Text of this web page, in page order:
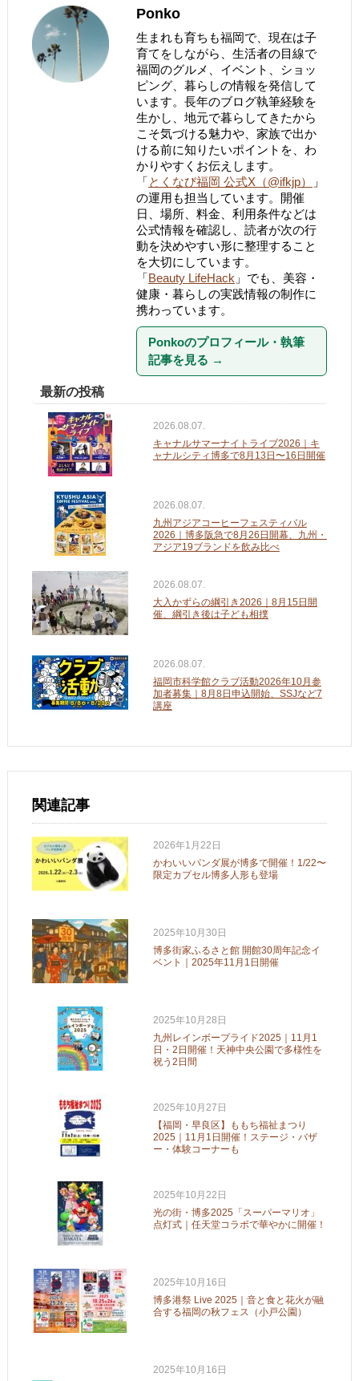
Ponko
生まれも育ちも福岡で、現在は子
育てをしながら、生活者の目線で
福岡のグルメ、イベント、ショッ
ピング、暮らしの情報を発信して
います。長年のブログ執筆経験を
生かし、地元で暮らしてきたから
こそ気づける魅力や、家族で出か
ける前に知りたいポイントを、わ
かりやすくお伝えします。
「 とくなび福岡 公式X（@ifkjp）
」
の運用も担当しています。開催
日、場所、料金、利用条件などは
公式情報を確認し、読者が次の行
動を決めやすい形に整理すること
を大切にしています。
「 Beauty LifeHack」でも、美容・
健康・暮らしの実践情報の制作に
携わっています。
Ponkoのプロフィール・執筆
記事を見る →
最新の投稿
2026.08.07.
キャナルサマーナイトライブ2026｜キ
ャナルシティ博多で8月13日〜16日開催
2026.08.07.
九州アジアコーヒーフェスティバル
2026｜博多阪急で8月26日開幕、九州・
アジア19ブランドを飲み比べ
2026.08.07.
大入かずらの綱引き2026｜8月15日開
催、綱引き後は子ども相撲
2026.08.07.
福岡市科学館クラブ活動2026年10月参
加者募集｜8月8日申込開始、SSJなど7
講座
関連記事
2026年1月22日
かわいいパンダ展が博多で開催！1/22〜
限定カプセル博多人形も登場
2025年10月30日
博多街家ふるさと館 開館30周年記念イ
ベント｜2025年11月1日開催
2025年10月28日
九州レインボープライド2025｜11月1
日・2日開催！天神中央公園で多様性を
祝う2日間
2025年10月27日
【福岡・早良区】ももち福祉まつり
2025｜11月1日開催！ステージ・バザ
ー・体験コーナーも
2025年10月22日
光の街・博多2025「スーパーマリオ」
点灯式｜任天堂コラボで華やかに開催！
2025年10月16日
博多港祭 Live 2025｜音と食と花火が融
合する福岡の秋フェス（小戸公園）
2025年10月16日